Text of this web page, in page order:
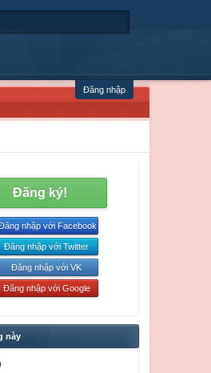
Đăng nhập
Đăng ký!
nhập với Facebook
Đăng nhập với Twitter
Đăng nhập với VK
Đăng nhập với Google
này